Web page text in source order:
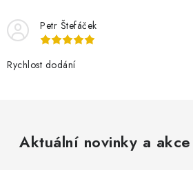
Petr Štefáček
Rychlost dodání
Aktuální novinky a